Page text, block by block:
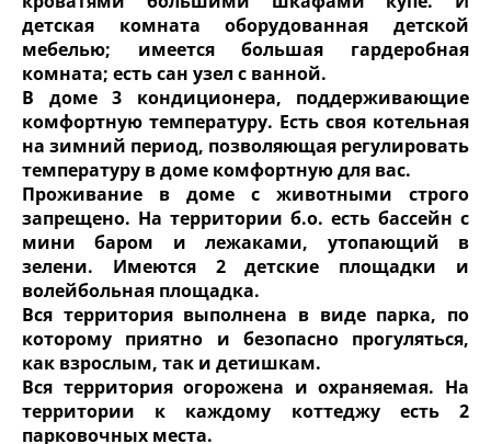
детская комната оборудованная детской
мебелью; имеется большая гардеробная
комната; есть сан узел с ванной.
В доме 3 кондиционера, поддерживающие
комфортную температуру. Есть своя котельная
на зимний период, позволяющая регулировать
температуру в доме комфортную для вас.
Проживание в доме с животными строго
запрещено. На территории б.о. есть бассейн с
мини баром и лежаками, утопающий в
зелени. Имеются 2 детские площадки и
волейбольная площадка.
Вся территория выполнена в виде парка, по
которому приятно и безопасно прогуляться,
как взрослым, так и детишкам.
Вся территория огорожена и охраняемая. На
территории к каждому коттеджу есть 2
парковочных места.